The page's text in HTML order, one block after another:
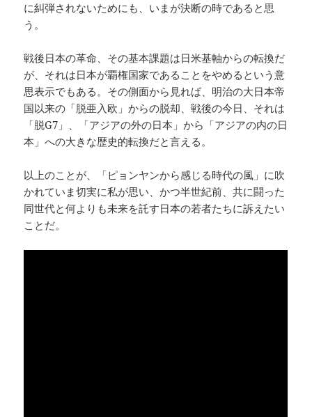
に糾弾されないためにも、いまが決断の時であると思
う。
戦後日本の革命、その基本課題は日米基軸からの転換だ
が、それは日本が覇権国家であることをやめるという意
思表示でもある。その側面から見れば、明治の大日本帝
国以来の「脱亜入欧」からの脱却、戦後の今日、それは
「脱G7」、「アジアの外の日本」から「アジアの内の日
本」への大きな歴史的転換だと言える。
以上のことが、「ピョンヤンから感じる時代の風」に吹
かれていま切実に私が思い、かつ半世紀前、共に闘った
同世代と何よりも未来を託す日本の若者たちに訴えたい
ことだ。